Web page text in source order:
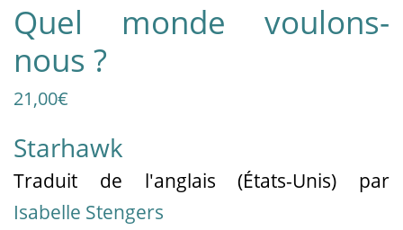
Quel monde voulons-
nous ?
21,00€
Starhawk
Traduit de l'anglais (États-Unis) par
Isabelle Stengers